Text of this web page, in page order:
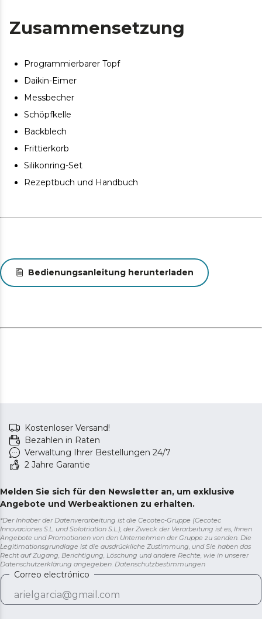
Zusammensetzung
Programmierbarer Topf
Daikin-Eimer
Messbecher
Schöpfkelle
Backblech
Frittierkorb
Silikonring-Set
Rezeptbuch und Handbuch
Bedienungsanleitung herunterladen
Kostenloser Versand!
Bezahlen in Raten
Verwaltung Ihrer Bestellungen 24/7
2 Jahre Garantie
Melden Sie sich für den Newsletter an, um exklusive
Angebote und Werbeaktionen zu erhalten.
*Der Inhaber der Datenverarbeitung ist die Cecotec-Gruppe (Cecotec
Innovaciones S.L. und Solotriatlon S.L.), der Zweck der Verarbeitung ist es, Ihnen
Angebote und Promotionen von den Unternehmen der Gruppe zu senden. Die
Legitimationsgrundlage ist die ausdrückliche Zustimmung, und Sie haben das
Recht auf Zugang, Berichtigung, Löschung und andere Rechte, wie in unserer
Datenschutzerklärung angegeben. Datenschutzbestimmungen
Correo electrónico